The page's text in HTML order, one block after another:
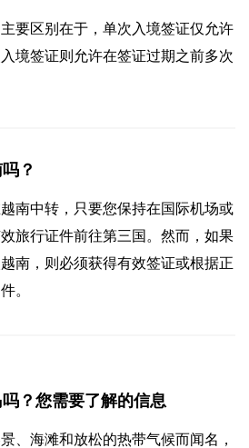
要区别在于，单次入境签证仅允许
境签证则允许在签证过期之前多次
？
南中转，只要您保持在国际机场或
旅行证件前往第三国。然而，如果
南，则必须获得有效签证或根据正
。
？您需要了解的信息
、海滩和放松的热带气候而闻名，